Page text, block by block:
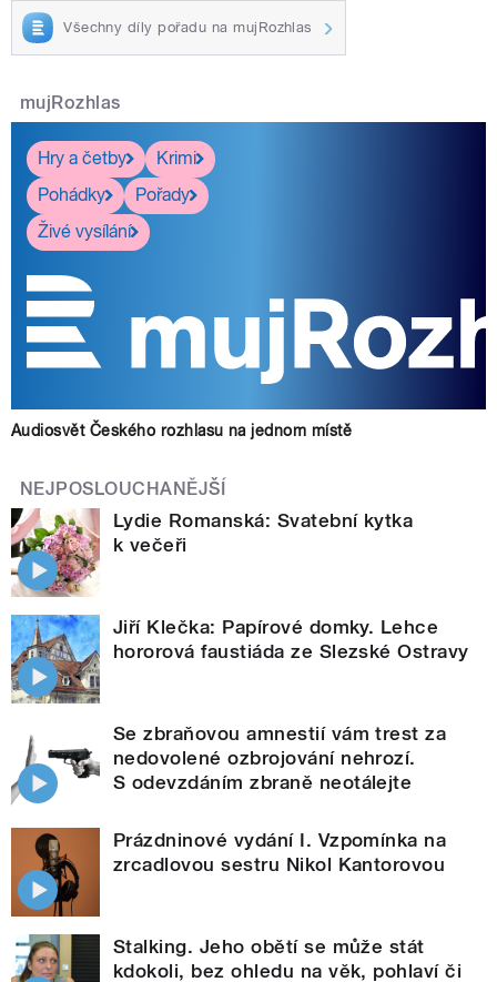
Všechny díly pořadu na mujRozhlas
mujRozhlas
Hry a četby
Krimi
Pohádky
Pořady
Živé vysílání
Audiosvět Českého rozhlasu na jednom místě
NEJPOSLOUCHANĚJŠÍ
Lydie Romanská: Svatební kytka
k večeři
Jiří Klečka: Papírové domky. Lehce
hororová faustiáda ze Slezské Ostravy
Se zbraňovou amnestií vám trest za
nedovolené ozbrojování nehrozí.
S odevzdáním zbraně neotálejte
Prázdninové vydání I. Vzpomínka na
zrcadlovou sestru Nikol Kantorovou
Stalking. Jeho obětí se může stát
kdokoli, bez ohledu na věk, pohlaví či